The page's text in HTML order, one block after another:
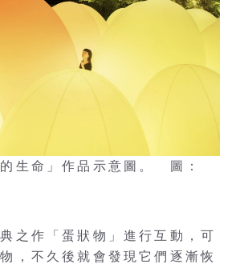
生命」作品示意圖。 圖：
之作「蛋狀物」進行互動，可
，不久後就會發現它們逐漸恢